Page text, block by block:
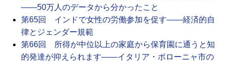
――50万人のデータから分かったこと
第65回 インドで女性の労働参加を促す――経済的自
律とジェンダー規範
第66回 所得が中位以上の家庭から保育園に通うと知
的発達が抑えられます――イタリア・ボローニャ市の